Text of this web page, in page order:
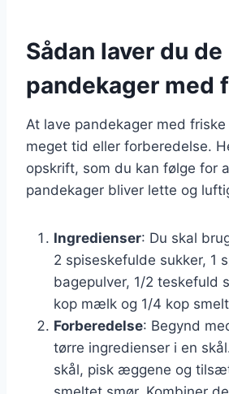
Sådan laver du
pandekager med
At lave pandekager med
meget tid eller forberedelse.
opskrift, som du kan følge for
pandekager bliver lette og
Ingredienser: Du skal
2 spiseskefulde sukker, 1
bagepulver, 1/2 teskefuld
kop mælk og 1/4 kop
Forberedelse: Begynd
tørre ingredienser i en
skål, pisk æggene og